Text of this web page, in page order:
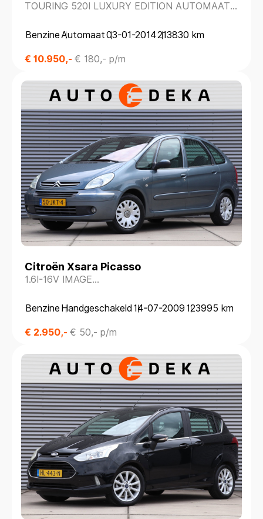
TOURING 520I LUXURY EDITION AUTOMAAT
BenzineAutomaat03-01-2014213830 km
€ 10.950,- € 180,- p/m
Citroën Xsara Picasso
1.6I-16V IMAGE
Benzine Handgeschakeld 14-07-2009 123995 km
€ 2.950,- € 50,- p/m